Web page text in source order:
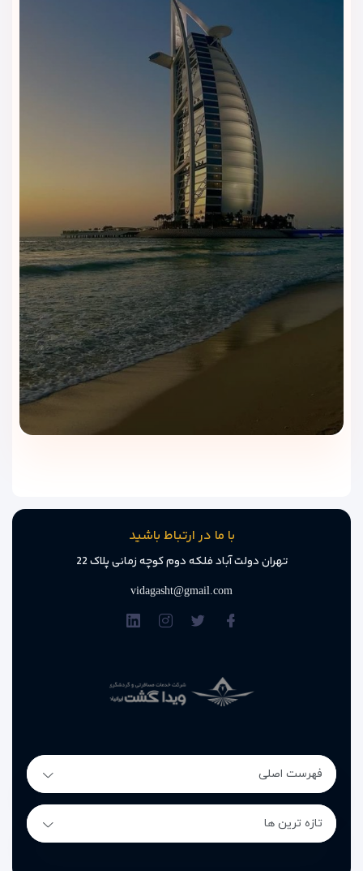
با ما در ارتباط باشید
تهران دولت آباد فلکه دوم کوچه زمانی پلاک 22
vidagasht@gmail.com
فهرست اصلی
تازه ترین ها